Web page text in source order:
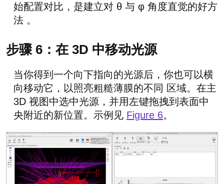
始配置对比，是建立对 θ 与 φ 角度直觉的好方
法 。
步骤 6：在 3D 中移动光源
当你得到一个向下指向的光源后，你也可以横
向移动它，以照亮粗糙薄膜的不同 区域。在主
3D 视图中选中光源，并用左键拖拽到表面中
央附近的新位置。示例见 Figure 6。